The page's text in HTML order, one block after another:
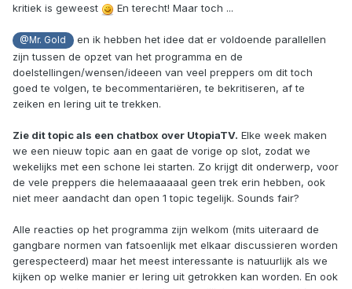
kritiek is geweest
En terecht! Maar toch ...
@Mr. Gold
en ik hebben het idee dat er voldoende parallellen
zijn tussen de opzet van het programma en de
doelstellingen/wensen/ideeen van veel preppers om dit toch
goed te volgen, te becommentariëren, te bekritiseren, af te
zeiken en lering uit te trekken.
Zie dit topic als een chatbox over UtopiaTV. Elke week maken
we een nieuw topic aan en gaat de vorige op slot, zodat we
wekelijks met een schone lei starten. Zo krijgt dit onderwerp, voor
de vele preppers die helemaaaaaal geen trek erin hebben, ook
niet meer aandacht dan open 1 topic tegelijk. Sounds fair?
Alle reacties op het programma zijn welkom (mits uiteraard de
gangbare normen van fatsoenlijk met elkaar discussieren worden
gerespecteerd) maar het meest interessante is natuurlijk als we
kijken op welke manier er lering uit getrokken kan worden. En ook